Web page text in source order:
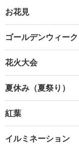
お花見
ゴールデンウィーク
花火大会
夏休み（夏祭り）
紅葉
イルミネーション